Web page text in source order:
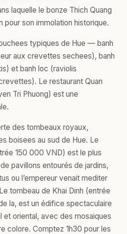
laquelle le bonze Thich Quang
pour son immolation historique.
typiques de Hue — banh
aux crevettes sechees), banh
et banh loc (raviolis
Le restaurant Quan
Tri Phuong) est une
des tombeaux royaux,
boisees au sud de Hue. Le
150 000 VND) est le plus
pavillons entourés de jardins,
ou l’empereur venait mediter
tombeau de Khai Dinh (entrée
la, est un édifice spectaculaire
oriental, avec des mosaiques
colore. Comptez 1h30 pour les